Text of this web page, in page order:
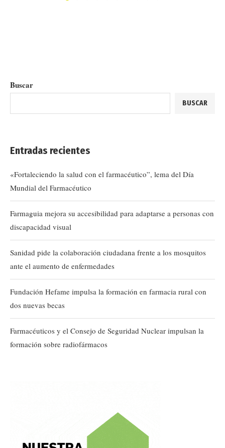
Buscar
BUSCAR
Entradas recientes
«Fortaleciendo la salud con el farmacéutico”, lema del Día
Mundial del Farmacéutico
Farmaguia mejora su accesibilidad para adaptarse a personas con
discapacidad visual
Sanidad pide la colaboración ciudadana frente a los mosquitos
ante el aumento de enfermedades
Fundación Hefame impulsa la formación en farmacia rural con
dos nuevas becas
Farmacéuticos y el Consejo de Seguridad Nuclear impulsan la
formación sobre radiofármacos